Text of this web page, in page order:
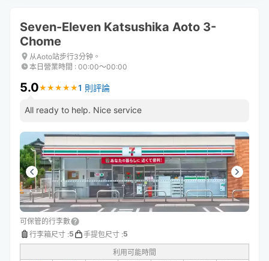
Seven-Eleven Katsushika Aoto 3-
Chome
从Aoto站步行3分钟。
本日營業時間 : 00:00〜00:00
5.0★ ★ ★ ★ ★
★ ★ ★ ★ ★1 則評論
All ready to help. Nice service
可保管的行李數
行李箱尺寸 :5 手提包尺寸 :5
利用可能時間